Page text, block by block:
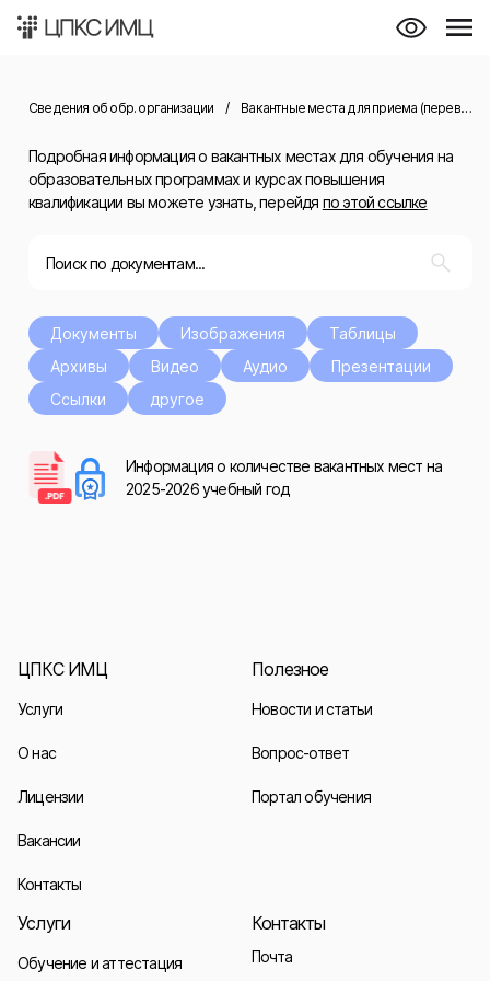
Сведения об обр. организации / Вакантные места для приема (перевода) обучающихся
Подробная информация о вакантных местах для обучения на
образовательных программах и курсах повышения
квалификации вы можете узнать, перейдя по этой ссылке
Документы Изображения
Таблицы
Архивы
Видео Аудио
Презентации
Ссылки
другое
Информация о количестве вакантных мест на
2025-2026 учебный год
ЦПКС ИМЦ
Услуги
О нас
Лицензии
Вакансии
Контакты
Полезное
Новости и статьи
Вопрос-ответ
Портал обучения
Услуги
Обучение и аттестация
Контакты
Почта